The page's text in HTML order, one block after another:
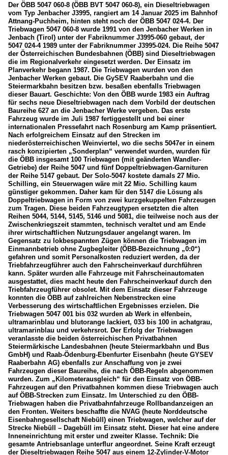
Der ÖBB 5047 060-8 (ÖBB BVT 5047 060-8), ein Dieseltriebwagen
vom Typ Jenbacher J3995, rangiert am 14 Januar 2025 im Bahnhof
Attnang-Puchheim, hinten steht noch der ÖBB 5047 024-4. Der
Triebwagen 5047 060-8 wurde 1991 von den Jenbacher Werken in
Jenbach (Tirol) unter der Fabriknummer J3995-060 gebaut, der
5047 024-4 1989 unter der Fabriknummer J3995-024. Die Reihe 5047
der Österreichischen Bundesbahnen (ÖBB) sind Dieseltriebwagen
die im Regionalverkehr eingesetzt werden. Der Einsatz im
Planverkehr begann 1987. Die Triebwagen wurden von den
Jenbacher Werken gebaut. Die GySEV Raaberbahn und die
Steiermarkbahn besitzen bzw. besaßen ebenfalls Triebwagen
dieser Bauart. Geschichte: Von den ÖBB wurde 1983 ein Auftrag
für sechs neue Dieseltriebwagen nach dem Vorbild der deutschen
Baureihe 627 an die Jenbacher Werke vergeben. Das erste
Fahrzeug wurde im Juli 1987 fertiggestellt und bei einer
internationalen Pressefahrt nach Rosenburg am Kamp präsentiert.
Nach erfolgreichem Einsatz auf den Strecken im
niederösterreichischen Weinviertel, wo die sechs 5047er in einem
rasch konzipierten „Sonderplan“ verwendet wurden, wurden für
die ÖBB insgesamt 100 Triebwagen (mit geänderten Wandler-
Getriebe) der Reihe 5047 und fünf Doppeltriebwagen-Garnituren
der Reihe 5147 gebaut. Der Solo-5047 kostete damals 27 Mio.
Schilling, ein Steuerwagen wäre mit 22 Mio. Schilling kaum
günstiger gekommen. Daher kam für den 5147 die Lösung als
Doppeltriebwagen in Form von zwei kurzgekuppelten Fahrzeugen
zum Tragen. Diese beiden Fahrzeugtypen ersetzten die alten
Reihen 5044, 5144, 5145, 5146 und 5081, die teilweise noch aus der
Zwischenkriegszeit stammten, technisch veraltet und am Ende
ihrer wirtschaftlichen Nutzungsdauer angelangt waren. Im
Gegensatz zu lokbespannten Zügen können die Triebwagen im
Einmannbetrieb ohne Zugbegleiter (ÖBB-Bezeichnung „0:0“)
gefahren und somit Personalkosten reduziert werden, da der
Triebfahrzeugführer auch den Fahrscheinverkauf durchführen
kann. Später wurden alle Fahrzeuge mit Fahrscheinautomaten
ausgestattet, dies macht heute den Fahrscheinverkauf durch den
Triebfahrzeugführer obsolet. Mit dem Einsatz dieser Fahrzeuge
konnten die ÖBB auf zahlreichen Nebenstrecken eine
Verbesserung des wirtschaftlichen Ergebnisses erzielen. Die
Triebwagen 5047 001 bis 032 wurden ab Werk in elfenbein,
ultramarinblau und blutorange lackiert, 033 bis 100 in achatgrau,
ultramarinblau und verkehrsrot. Der Erfolg der Triebwagen
veranlasste die beiden österreichischen Privatbahnen
Steiermärkische Landesbahnen (heute Steiermarkbahn und Bus
GmbH) und Raab-Ödenburg-Ebenfurter Eisenbahn (heute GYSEV
Raaberbahn AG) ebenfalls zur Anschaffung von je zwei
Fahrzeugen dieser Baureihe, die nach ÖBB-Regeln abgenommen
wurden. Zum „Kilometerausgleich“ für den Einsatz von ÖBB-
Fahrzeugen auf den Privatbahnen kommen diese Triebwagen auch
auf ÖBB-Strecken zum Einsatz. Im Unterschied zu den ÖBB-
Triebwagen haben die Privatbahnfahrzeuge Rollbandanzeigen an
den Fronten. Weiters beschaffte die NVAG (heute Norddeutsche
Eisenbahngesellschaft Niebüll) einen Triebwagen, welcher auf der
Strecke Niebüll – Dagebüll im Einsatz steht. Dieser hat eine andere
Inneneinrichtung mit erster und zweiter Klasse. Technik: Die
gesamte Antriebsanlage unterflur angeordnet. Seine Kraft erzeugt
der Dieseltriebwagen Reihe 5047 aus einem 12-Zylinder-V-Motor